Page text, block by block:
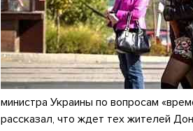
министра Украины по вопросам
рассказал, что ждет тех жителей